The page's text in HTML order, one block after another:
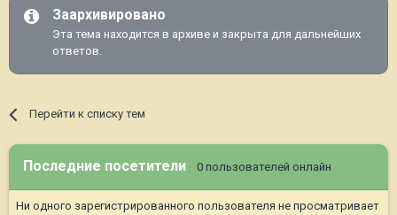
Заархивировано
Эта тема находится в архиве и закрыта для дальнейших
ответов.
Перейти к списку тем
Последние посетители 0 пользователей онлайн
Ни одного зарегистрированного пользователя не просматривает